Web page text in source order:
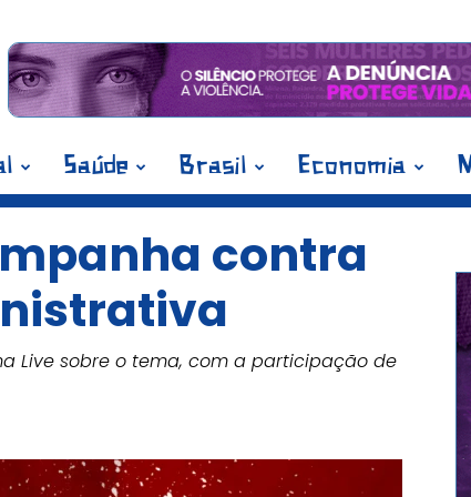
Saúde Brasil Economia
contra
Live sobre o tema, com a participação de